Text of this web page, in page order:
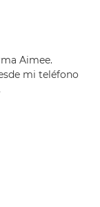
Aimee.
mi teléfono